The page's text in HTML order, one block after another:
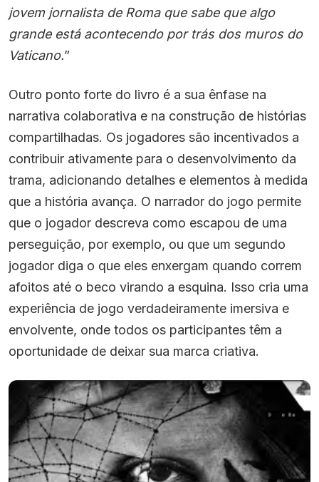
jovem jornalista de Roma que sabe que algo
grande está acontecendo por trás dos muros do
Vaticano.”
Outro ponto forte do livro é a sua ênfase na
narrativa colaborativa e na construção de histórias
compartilhadas. Os jogadores são incentivados a
contribuir ativamente para o desenvolvimento da
trama, adicionando detalhes e elementos à medida
que a história avança. O narrador do jogo permite
que o jogador descreva como escapou de uma
perseguição, por exemplo, ou que um segundo
jogador diga o que eles enxergam quando correm
afoitos até o beco virando a esquina. Isso cria uma
experiência de jogo verdadeiramente imersiva e
envolvente, onde todos os participantes têm a
oportunidade de deixar sua marca criativa.